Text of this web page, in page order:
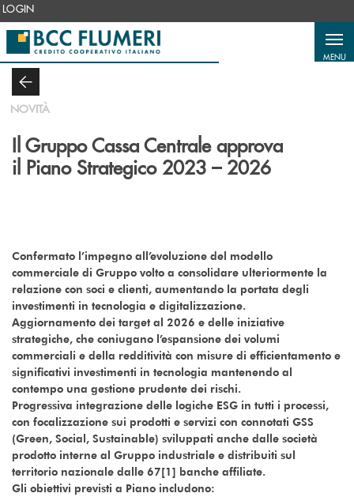
Salta al contenuto principale
LOGIN
MENU
NOVITÀ
Il Gruppo Cassa Centrale approva
il Piano Strategico 2023 – 2026
Confermato l’impegno all’evoluzione del modello
commerciale di Gruppo volto a consolidare ulteriormente la
relazione con soci e clienti, aumentando la portata degli
investimenti in tecnologia e digitalizzazione.
Aggiornamento dei target al 2026 e delle iniziative
strategiche, che coniugano l’espansione dei volumi
commerciali e della redditività con misure di efficientamento e
significativi investimenti in tecnologia mantenendo al
contempo una gestione prudente dei rischi.
Progressiva integrazione delle logiche ESG in tutti i processi,
con focalizzazione sui prodotti e servizi con connotati GSS
(Green, Social, Sustainable) sviluppati anche dalle società
prodotto interne al Gruppo industriale e distribuiti sul
territorio nazionale dalle 67[1] banche affiliate.
Gli obiettivi previsti a Piano includono: